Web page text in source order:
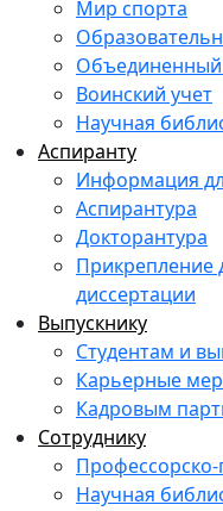
Мир спорта
Объединенный
Воинский учет
Научная
Аспиранту
Информация
Аспирантура
Докторантура
Прикрепление
диссертации
Выпускнику
Студентам и
Карьерные
Кадровым
Сотруднику
Профессорско-
Научная